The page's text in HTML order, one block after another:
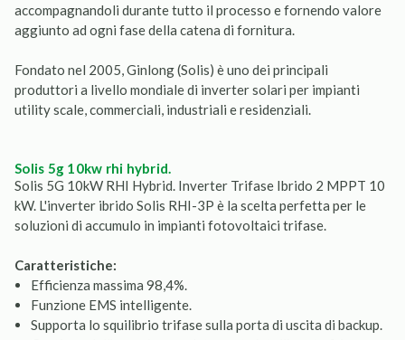
accompagnandoli durante tutto il processo e fornendo valore
aggiunto ad ogni fase della catena di fornitura.
Fondato nel 2005, Ginlong (Solis) è uno dei principali
produttori a livello mondiale di inverter solari per impianti
utility scale, commerciali, industriali e residenziali.
solis 5g 10kw rhi hybrid.
Solis 5G 10kW RHI Hybrid. Inverter Trifase Ibrido 2 MPPT 10
kW. L'inverter ibrido Solis RHI-3P è la scelta perfetta per le
soluzioni di accumulo in impianti fotovoltaici trifase.
Caratteristiche:
Efficienza massima 98,4%.
Funzione EMS intelligente.
Supporta lo squilibrio trifase sulla porta di uscita di backup.